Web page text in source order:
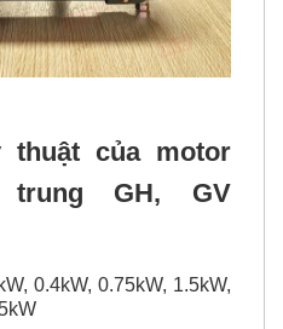
thuật của
motor
GH, GV
0.4kW, 0.75kW, 1.5kW,